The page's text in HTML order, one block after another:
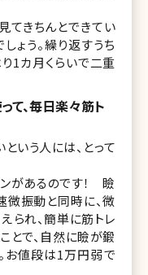
てきちんとできてい
ょう。繰り返すうち
1カ月くらいで二重
て、毎日楽々筋ト
いう人には、とって
があるのです！ 瞼
微振動と同時に、微
られ、簡単に筋トレ
とで、自然に瞼が鍛
お値段は1万円弱で